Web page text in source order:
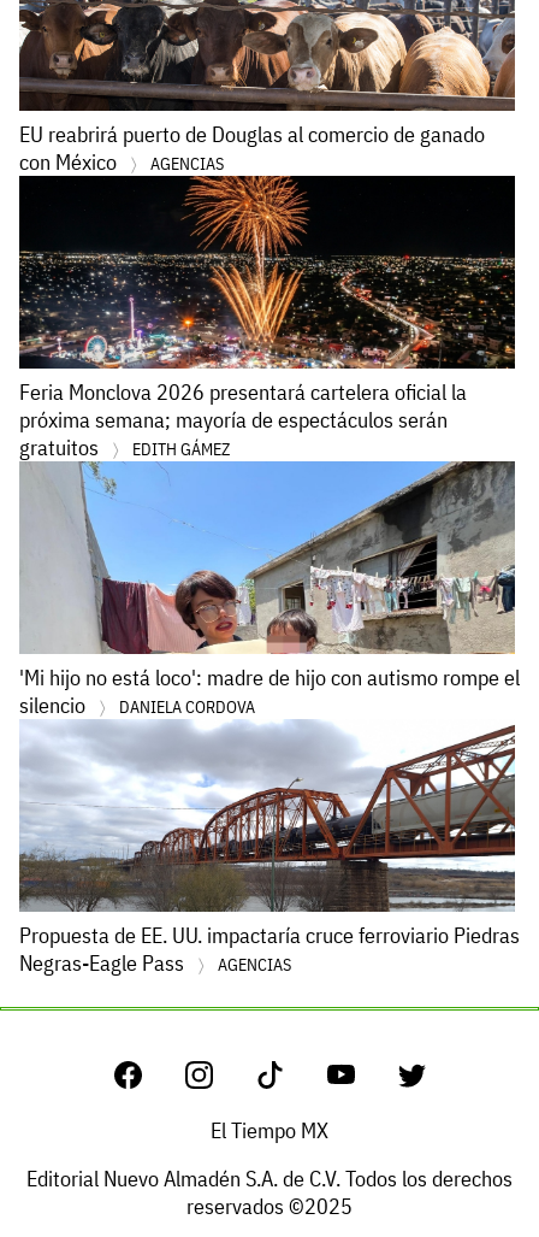
EU reabrirá puerto de Douglas al comercio de ganado
con México
AGENCIAS
Feria Monclova 2026 presentará cartelera oficial la
próxima semana; mayoría de espectáculos serán
gratuitos
EDITH GÁMEZ
'Mi hijo no está loco': madre de hijo con autismo rompe el
silencio
DANIELA CORDOVA
Propuesta de EE. UU. impactaría cruce ferroviario Piedras
Negras-Eagle Pass
AGENCIAS
El Tiempo MX
Editorial Nuevo Almadén S.A. de C.V. Todos los derechos
reservados ©2025